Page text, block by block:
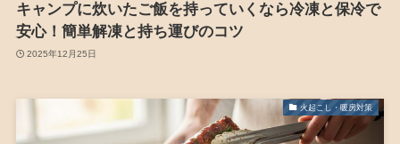
キャンプに炊いたご飯を持っていくなら冷凍と保冷で
安心！簡単解凍と持ち運びのコツ
2025年12月25日
火起こし・暖房対策